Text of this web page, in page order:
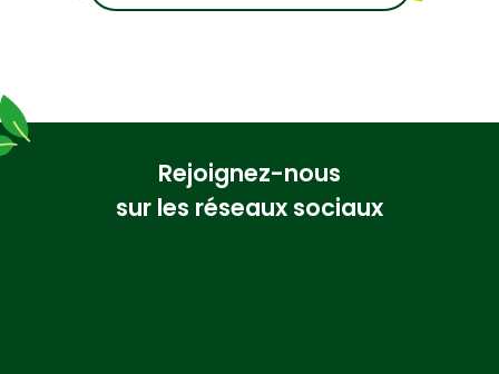
Rejoignez-nous
sur les réseaux sociaux